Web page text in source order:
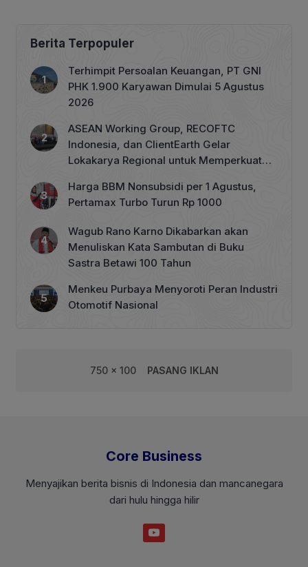
Berita Terpopuler
Terhimpit Persoalan Keuangan, PT GNI
PHK 1.900 Karyawan Dimulai 5 Agustus
2026
ASEAN Working Group, RECOFTC
Indonesia, dan ClientEarth Gelar
Lokakarya Regional untuk Memperkuat
Harga BBM Nonsubsidi per 1 Agustus,
Pertamax Turbo Turun Rp 1000
Wagub Rano Karno Dikabarkan akan
Menuliskan Kata Sambutan di Buku
Sastra Betawi 100 Tahun
Menkeu Purbaya Menyoroti Peran Industri
Otomotif Nasional
750 x 100 PASANG IKLAN
Core Business
Menyajikan berita bisnis di Indonesia dan mancanegara
dari hulu hingga hilir